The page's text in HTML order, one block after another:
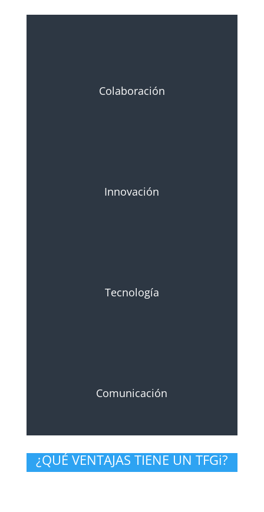
Colaboración
Innovación
Tecnología
Comunicación
¿QUÉ VENTAJAS TIENE UN TFGi?